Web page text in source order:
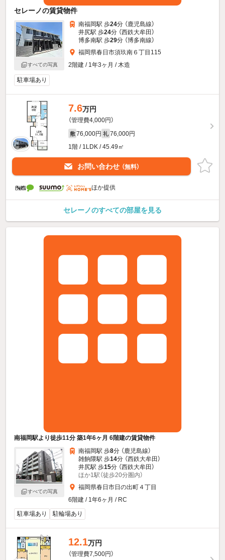
セレーノの賃貸物件
すべての写真
南福岡駅 歩24分 （鹿児島線）
井尻駅 歩24分 （西鉄大牟田）
博多南駅 歩29分 （博多南線）
福岡県春日市須玖南６丁目115
2階建 / 1年3ヶ月 / 木造
駐車場あり
7.6万円
（管理費4,000円）
敷 76,000円 礼 76,000円
1階 / 1LDK / 45.49㎡
お問い合わせ （無料）
ほか提供
セレーノのすべての部屋を見る
南福岡駅より徒歩11分 築1年6ヶ月 6階建の賃貸物件
すべての写真
南福岡駅 歩8分 （鹿児島線）
雑餉隈駅 歩14分 （西鉄大牟田）
井尻駅 歩15分 （西鉄大牟田）
ほか1駅（徒歩20分圏内）
福岡県春日市日の出町４丁目
6階建 / 1年6ヶ月 / RC
駐車場あり
駐輪場あり
12.1万円
（管理費7,500円）